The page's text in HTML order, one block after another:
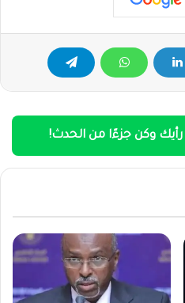
وكن جزءًا من الحدث!